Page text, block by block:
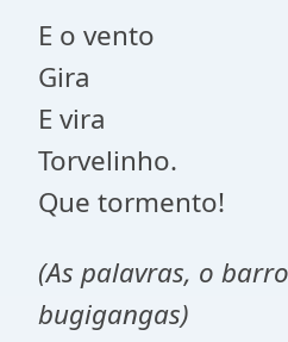
E o vento
Gira
E vira
Torvelinho.
Que tormento!
(As palavras, o
bugigangas)